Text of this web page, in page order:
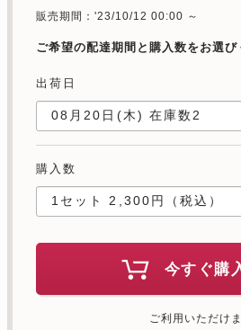
販売期間：'23/10/12 00:00 ～
ご希望の配達期間と購入数をお選び
出荷日
購入数
今すぐ購
ご利用いただけ